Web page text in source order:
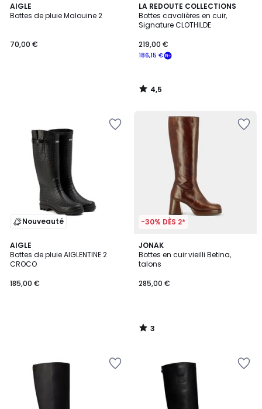
AIGLE
Bottes de pluie Malouine 2
70,00 €
LA REDOUTE COLLECTIONS
Bottes cavalières en cuir,
Signature CLOTHILDE
186,15 €
219,00 €
4,5
/ 5
4,5
/
Nouveauté
AIGLE
Bottes de pluie AIGLENTINE 2
CROCO
185,00 €
-30% DÈS 2*
JONAK
Bottes en cuir vieilli Betina,
talons
285,00 €
3
/
5
3
/